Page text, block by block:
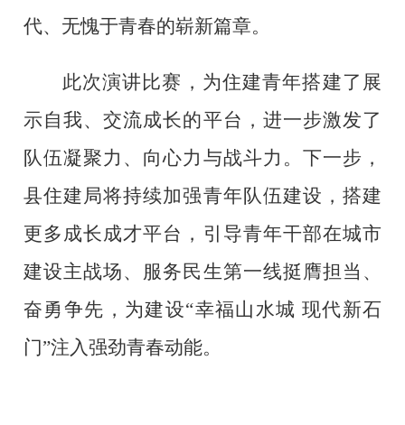
代、无愧于青春的崭新篇章。
此次演讲比赛，为住建青年搭建了展
示自我、交流成长的平台，进一步激发了
队伍凝聚力、向心力与战斗力。下一步，
县住建局将持续加强青年队伍建设，搭建
更多成长成才平台，引导青年干部在城市
建设主战场、服务民生第一线挺膺担当、
奋勇争先，为建设“幸福山水城 现代新石
门”注入强劲青春动能。